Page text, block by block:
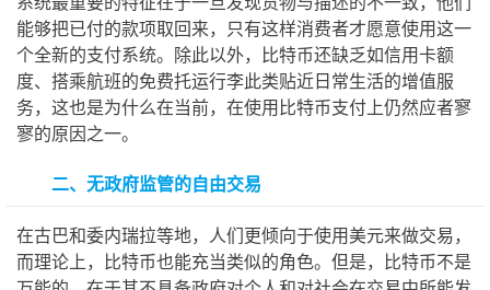
能够把已付的款项取回来，只有这样消费者才愿意使用这一
个全新的支付系统。除此以外，比特币还缺乏如信用卡额
度、搭乘航班的免费托运行李此类贴近日常生活的增值服
务，这也是为什么在当前，在使用比特币支付上仍然应者寥
寥的原因之一。
二、无政府监管的自由交易
在古巴和委内瑞拉等地，人们更倾向于使用美元来做交易，
而理论上，比特币也能充当类似的角色。但是，比特币不是